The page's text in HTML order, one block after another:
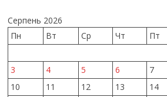
Серпень 2026
Пн
Вт Ср Чт Пт
3
4 5 6 7
10
11 12 13 14